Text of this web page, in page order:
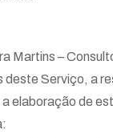
Martins –
deste Serviço, a
elaboração de